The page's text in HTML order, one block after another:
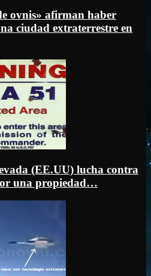
ovnis» afirman haber
ciudad extraterrestre en
(EE.UU) lucha contra
una propiedad…